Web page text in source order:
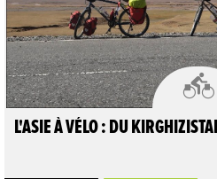

L'ASIE À VÉLO : DU